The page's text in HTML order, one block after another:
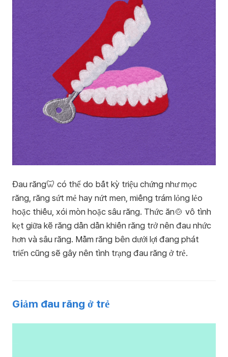
Đau răng🦷 có thể do bất kỳ triệu chứng như mọc
răng, răng sứt mẻ hay nứt men, miếng trám lỏng lẻo
hoặc thiếu, xói mòn hoặc sâu răng. Thức ăn🍲 vô tình
kẹt giữa kẽ răng dần dần khiến răng trở nên đau nhức
hơn và sâu răng. Mầm răng bên dưới lợi đang phát
triển cũng sẽ gây nên tình trạng đau răng ở trẻ.
Giảm đau răng ở trẻ